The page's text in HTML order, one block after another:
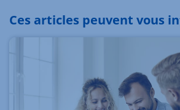
Ces articles peuvent vous